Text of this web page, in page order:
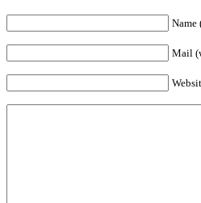
Name
Mail